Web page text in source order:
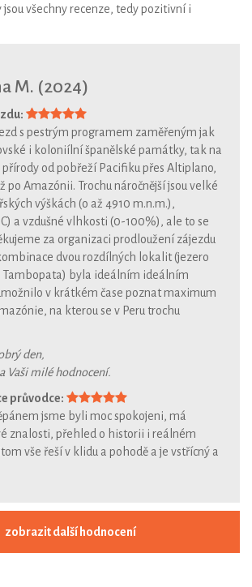
jsou všechny recenze, tedy pozitivní i
M. (2024)
s pestrým programem zaměřeným jak
i koloniílní španělské památky, tak na
přírody od pobřeží Pacifiku přes Altiplano,
po Amazónii. Trochu náročnější jsou velké
výškách (o až 4910 m.n.m.),
a vzdušné vlhkosti (0-100%), ale to se
za organizaci prodloužení zájezdu
dvou rozdílných lokalit (jezero
Tambopata) byla ideálním ideálním
v krátkém čase poznat maximum
na kterou se v Peru trochu
den,
Vaši milé hodnocení.
průvodce:
jsme byli moc spokojeni, má
znalosti, přehled o historii i reálném
vše řeší v klidu a pohodě a je vstřícný a
zobrazit další hodnocení